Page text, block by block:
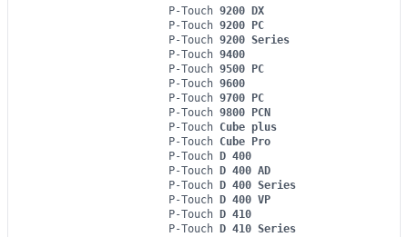
P-Touch 9200 DX
P-Touch 9200 PC
P-Touch 9200 Series
P-Touch 9400
P-Touch 9500 PC
P-Touch 9600
P-Touch 9700 PC
P-Touch 9800 PCN
P-Touch Cube plus
P-Touch Cube Pro
P-Touch D 400
P-Touch D 400 AD
P-Touch D 400 Series
P-Touch D 400 VP
P-Touch D 410
P-Touch D 410 Series